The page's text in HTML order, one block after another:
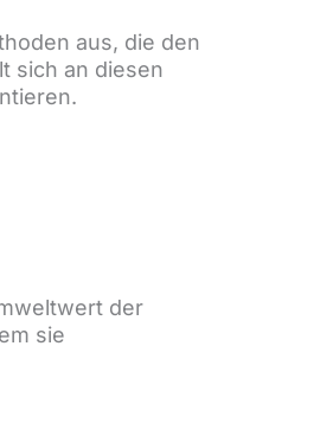
aus, die den
sich an diesen
der
sie